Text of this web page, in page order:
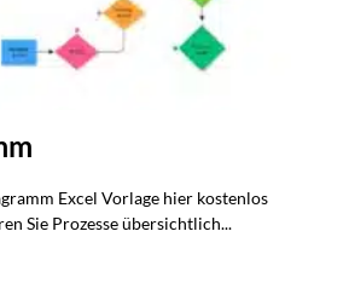
Excel Vorlage hier kostenlos
Sie Prozesse übersichtlich...